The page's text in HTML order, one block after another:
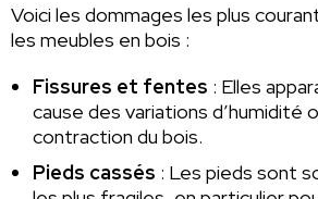
Voici les dommages les plus
les meubles en bois :
Fissures et fentes : Elles
cause des variations d’humidité
contraction du bois.
Pieds cassés : Les pieds sont